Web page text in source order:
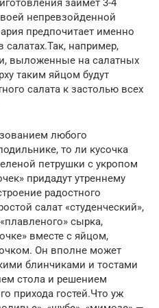
займет 3-4
непревзойденной
предпочитает именно
салатах.Так, например,
выложенные на салатных
таким яйцом будут
салата к застолью всех
любого
то ли кусочка
петрушки с укропом
придадут утреннему
радостного
салат «студенческий»,
сырка,
вместе с яйцом,
Он вполне может
блинчиками и тостами
стола и решением
прихода гостей.Что уж